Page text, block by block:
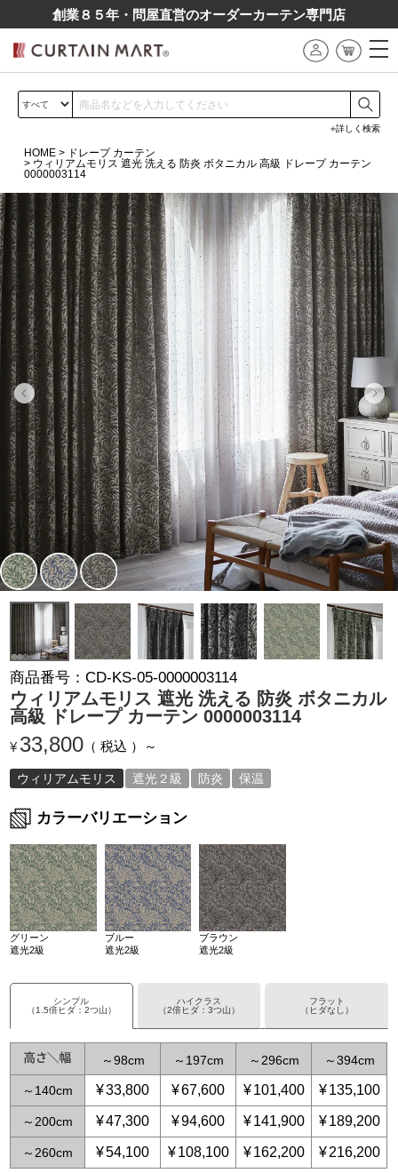
創業８５年・問屋直営のオーダーカーテン専⾨店
詳しく検索
HOME
ドレープ カーテン
ウィリアムモリス 遮光 洗える 防炎 ボタニカル 高級 ドレープ カーテン
0000003114
商品番号 CD-KS-05-0000003114
ウィリアムモリス 遮光 洗える 防炎 ボタニカル
高級 ドレープ カーテン 0000003114
¥ 33,800 税込
ウィリアムモリス 遮光２級 防炎 保温
カラーバリエーション
グリーン
遮光2級
ブルー
遮光2級
ブラウン
遮光2級
シンプル
（1.5倍ヒダ：2つ山）
～98 ～ 197 ～ 296 ～394
～ 140 ¥33,800 ¥67,600 ¥101,400 ¥135,100
～ 200 ¥47,300 ¥94,600 ¥141,900 ¥189,200
～ 260 ¥54,100 ¥108,100 ¥162,200 ¥216,200
ハイクラス
（2倍ヒダ：3つ山）
フラット
（ヒダなし）